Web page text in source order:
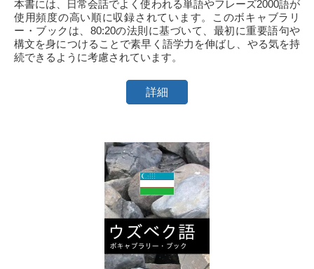
本書には、日常会話でよく使われる単語やフレーズ2000語が
使用頻度の高い順に収録されています。このボキャブラリ
ー・ブックは、80:20の法則に基づいて、最初に重要語句や
構文を身につけることで素早く語学力を伸ばし、やる気を持
続できるように考慮されています。
詳細